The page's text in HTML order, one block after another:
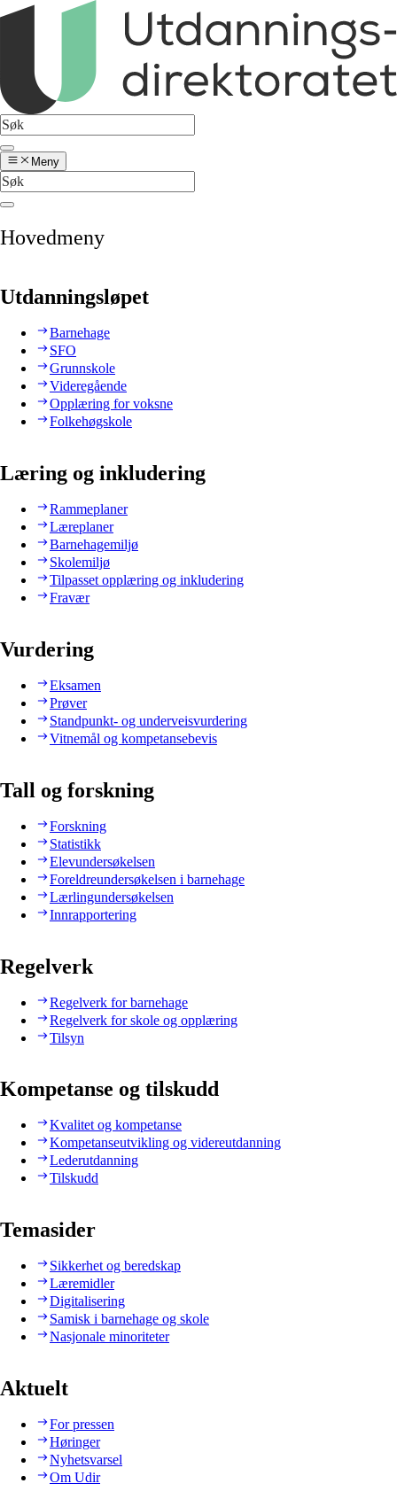
Meny
Hovedmeny
Utdanningsløpet
Barnehage
SFO
Grunnskole
Videregående
Opplæring for voksne
Folkehøgskole
Læring og inkludering
Rammeplaner
Læreplaner
Barnehagemiljø
Skolemiljø
Tilpasset opplæring og inkludering
Fravær
Vurdering
Eksamen
Prøver
Standpunkt- og underveisvurdering
Vitnemål og kompetansebevis
Tall og forskning
Forskning
Statistikk
Elevundersøkelsen
Foreldreundersøkelsen i barnehage
Lærlingundersøkelsen
Innrapportering
Regelverk
Regelverk for barnehage
Regelverk for skole og opplæring
Tilsyn
Kompetanse og tilskudd
Kvalitet og kompetanse
Kompetanseutvikling og videreutdanning
Lederutdanning
Tilskudd
Temasider
Sikkerhet og beredskap
Læremidler
Digitalisering
Samisk i barnehage og skole
Nasjonale minoriteter
Aktuelt
For pressen
Høringer
Nyhetsvarsel
Om Udir